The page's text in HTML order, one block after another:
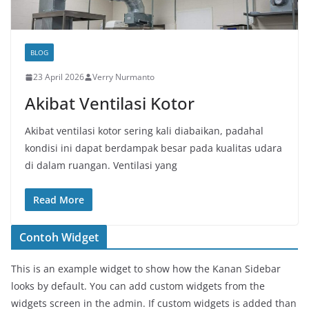
BLOG
23 April 2026 Verry Nurmanto
Akibat Ventilasi Kotor
Akibat ventilasi kotor sering kali diabaikan, padahal
kondisi ini dapat berdampak besar pada kualitas udara
di dalam ruangan. Ventilasi yang
Read More
Contoh Widget
This is an example widget to show how the Kanan Sidebar
looks by default. You can add custom widgets from the
widgets screen in the admin. If custom widgets is added than